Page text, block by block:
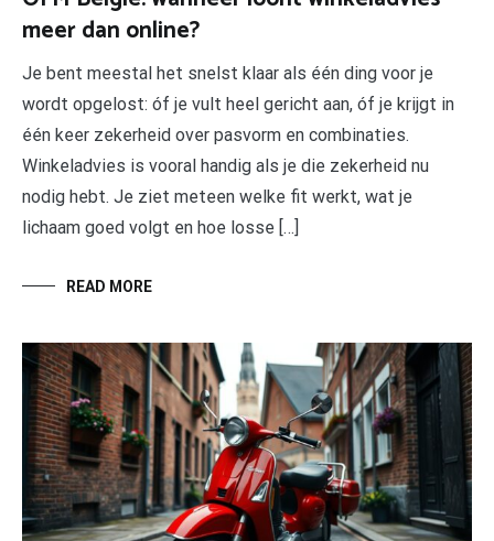
meer dan online?
Je bent meestal het snelst klaar als één ding voor je
wordt opgelost: óf je vult heel gericht aan, óf je krijgt in
één keer zekerheid over pasvorm en combinaties.
Winkeladvies is vooral handig als je die zekerheid nu
nodig hebt. Je ziet meteen welke fit werkt, wat je
lichaam goed volgt en hoe losse […]
READ MORE